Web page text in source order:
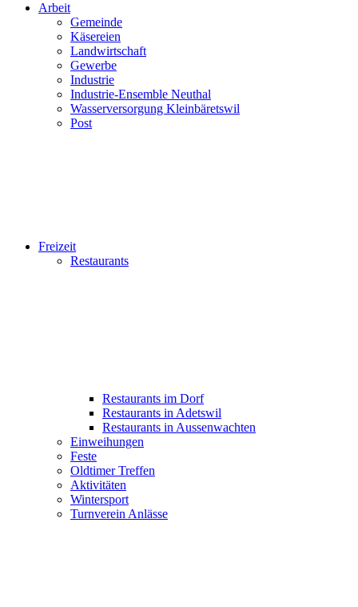
Arbeit
Gemeinde
Käsereien
Landwirtschaft
Gewerbe
Industrie
Industrie-Ensemble Neuthal
Wasserversorgung Kleinbäretswil
Post
Freizeit
Restaurants
Restaurants im Dorf
Restaurants in Adetswil
Restaurants in Aussenwachten
Einweihungen
Feste
Oldtimer Treffen
Aktivitäten
Wintersport
Turnverein Anlässe